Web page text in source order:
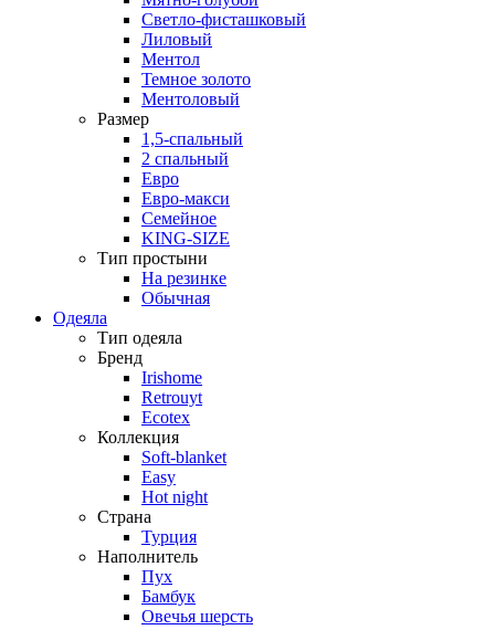
Светло-фисташковый
Лиловый
Ментол
Темное золото
Ментоловый
Размер
1,5-спальный
2 спальный
Евро
Евро-макси
Семейное
KING-SIZE
Тип простыни
На резинке
Обычная
Одеяла
Тип одеяла
Бренд
Irishome
Retrouyt
Ecotex
Коллекция
Soft-blanket
Easy
Hot night
Страна
Турция
Наполнитель
Пух
Бамбук
Овечья шерсть